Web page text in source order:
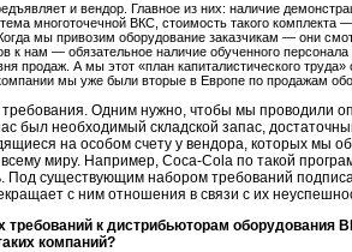
и вендор. Главное из них: наличие
многоточечной ВКС, стоимость такого комплекта
мы привозим оборудование заказчикам — они
к нам — обязательное наличие обученного
продаж. А мы этот «план капиталистического
мы уже были вторые в Европе по продажам
Одним нужно, чтобы мы проводили
был необходимый складской запас,
на особом счету у вендора, которых мы
миру. Например, Coca-Cola по такой
Под существующим набором требований
с ним отношения в связи с их
требований к дистрибьюторам оборудования
компаний?